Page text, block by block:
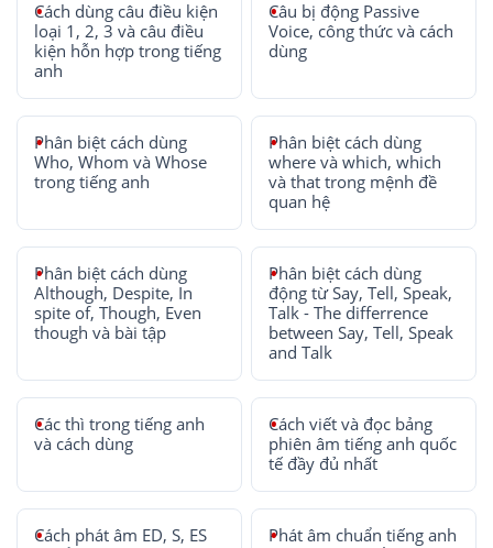
Cách dùng câu điều kiện
loại 1, 2, 3 và câu điều
kiện hỗn hợp trong tiếng
anh
Câu bị động Passive
Voice, công thức và cách
dùng
Phân biệt cách dùng
Who, Whom và Whose
trong tiếng anh
Phân biệt cách dùng
where và which, which
và that trong mệnh đề
quan hệ
Phân biệt cách dùng
Although, Despite, In
spite of, Though, Even
though và bài tập
Phân biệt cách dùng
động từ Say, Tell, Speak,
Talk - The differrence
between Say, Tell, Speak
and Talk
Các thì trong tiếng anh
và cách dùng
Cách viết và đọc bảng
phiên âm tiếng anh quốc
tế đầy đủ nhất
Cách phát âm ED, S, ES
Phát âm chuẩn tiếng anh